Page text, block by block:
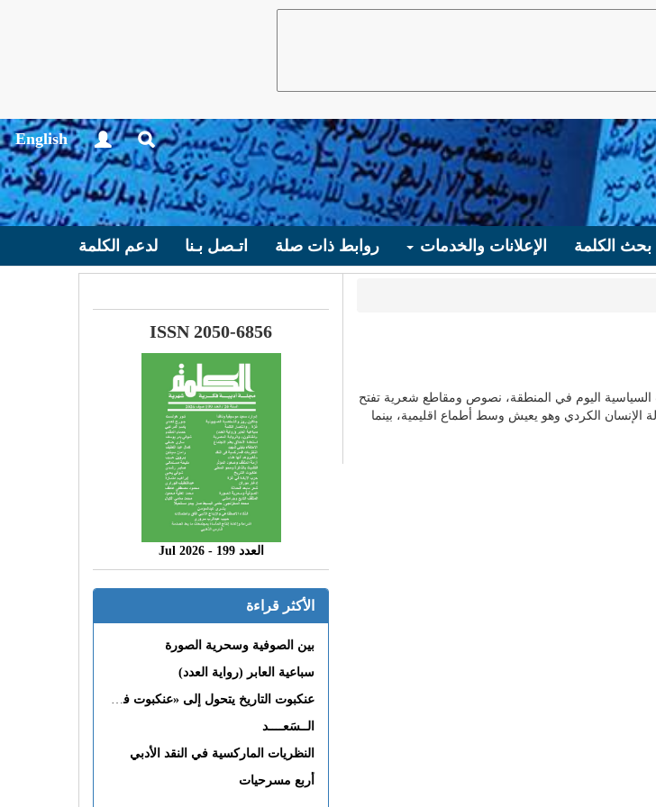
English
الكلمة الإعلانات والخدمات روابط ذات صلة اتـصل بـنا لدعم الكلمة
اليوم في المنطقة، نصوص ومقاطع شعرية تفتح
الكردي وهو يعيش وسط أطماع اقليمية، بينما
ISSN 2050-6856
العدد 199 - 2026 Jul
الأكثر قراءة
بين الصوفية وسحرية الصورة
سباعية العابر (رواية العدد)
عنكبوت التاريخ يتحول إلى «عنكبوت فى القلب»
الــسَعــــد
النظريات الماركسية في النقد الأدبي
أربع مسرحيات